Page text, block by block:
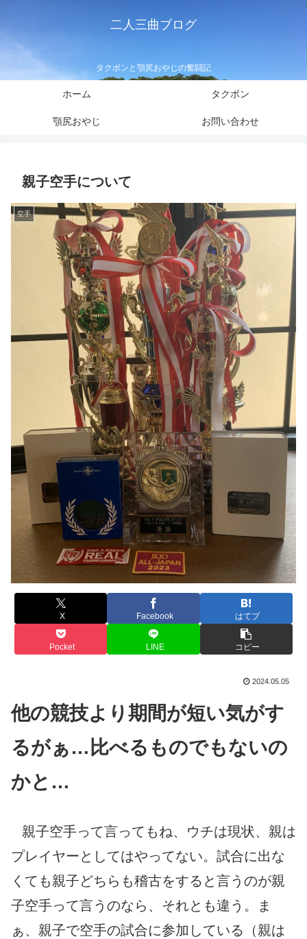
二人三曲ブログ
タクボンと顎尻おやじの奮闘記
ホーム タクボン
顎尻おやじ お問い合わせ
親子空手について
空手
X Facebook はてブ
Pocket LINE コピー
2024.05.05
他の競技より期間が短い気がす
るがぁ…比べるものでもないの
かと…
親子空手って言ってもね、ウチは現状、親は
プレイヤーとしてはやってない。試合に出な
くても親子どちらも稽古をすると言うのが親
子空手って言うのなら、それとも違う。ま
ぁ、親子で空手の試合に参加している（親は